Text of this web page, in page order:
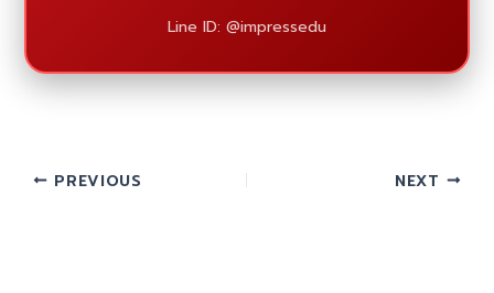
Line ID: @impressedu
PREVIOUS NEXT